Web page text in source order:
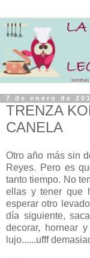
7 de enero de
TRENZA
CANELA
Otro año más sin
Reyes. Pero es
tanto tiempo. No
ellas y tener que
esperar otro
día siguiente,
decorar, hornear
lujo......ufff